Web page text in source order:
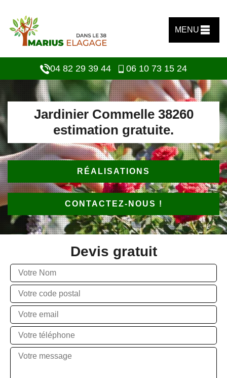
MENU
04 82 29 39 44 06 10 73 15 24
Jardinier Commelle 38260
estimation gratuite.
RÉALISATIONS
CONTACTEZ-NOUS !
Devis gratuit